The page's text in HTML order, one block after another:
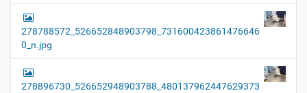
278788572_526652848903798_731600423861476646
0_n.jpg
278896730_526652948903788_480137962447629373